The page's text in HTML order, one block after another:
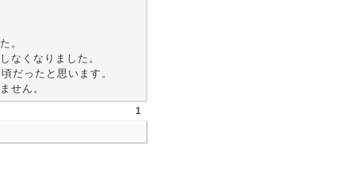
。
なくなりました。
だったと思います。
せん。
1